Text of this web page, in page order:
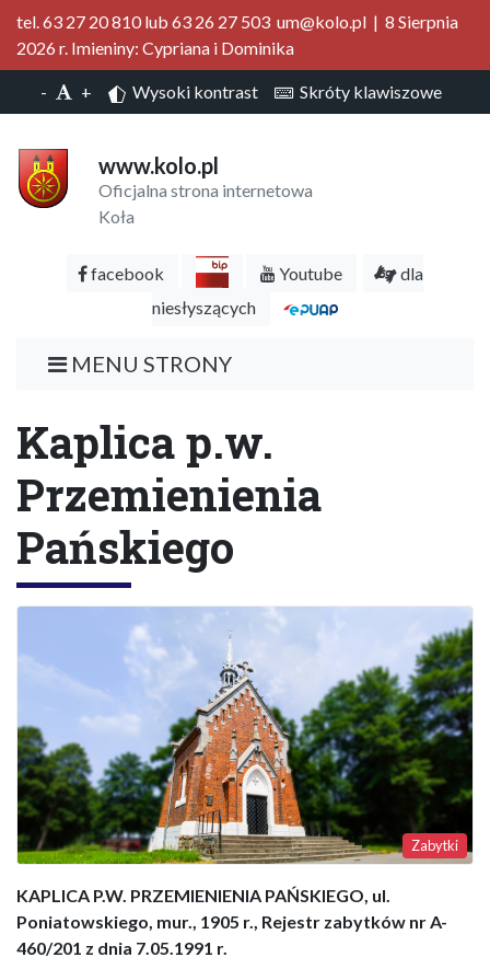
tel. 63 27 20 810 lub 63 26 27 503 um@kolo.pl | 8 Sierpnia
2026 r. Imieniny: Cypriana i Dominika
- + Wysoki kontrast Skróty klawiszowe
www.kolo.pl
Oficjalna strona internetowa
Koła
facebook Youtube
dla
niesłyszących
MENU STRONY
Kaplica p.w.
Przemienienia
Pańskiego
Zabytki
KAPLICA P.W. PRZEMIENIENIA PAŃSKIEGO, ul.
Poniatowskiego, mur., 1905 r., Rejestr zabytków nr A-
460/201 z dnia 7.05.1991 r.